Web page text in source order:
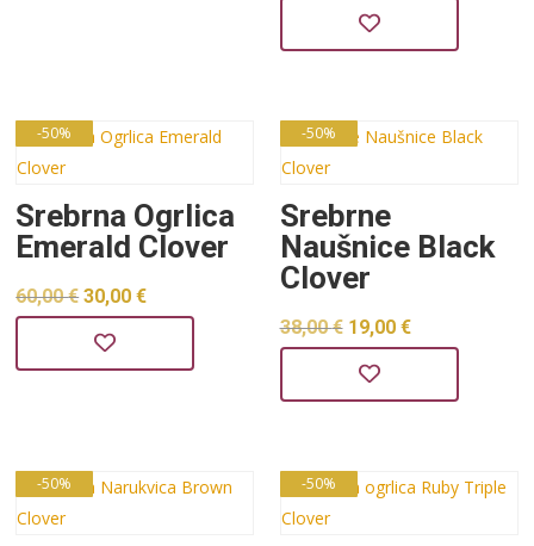
cijena
bila
37,99 €.
je:
-50%
Srebrna Ogrlica
Emerald Clover
60,00€ Izvorna
cijena
bila
30,00€
je:
-50%
Srebrne
Naušnice Black
Clover
38,00€ Izvorna
cijena
bila
38,00 €.
19,00 €
je:
-50% -50%